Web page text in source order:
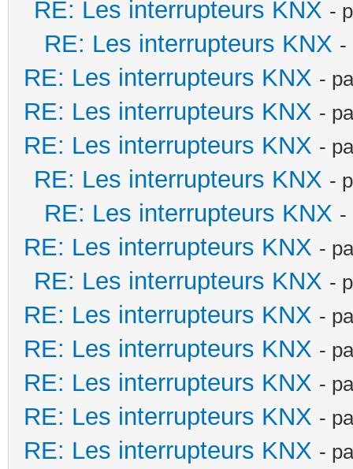
RE: Les interrupteurs KNX -
RE: Les interrupteurs KNX -
RE: Les interrupteurs KNX -
RE: Les interrupteurs KNX -
RE: Les interrupteurs KNX -
RE: Les interrupteurs KNX -
RE: Les interrupteurs KNX -
RE: Les interrupteurs KNX -
RE: Les interrupteurs KNX -
RE: Les interrupteurs KNX -
RE: Les interrupteurs KNX -
RE: Les interrupteurs KNX -
RE: Les interrupteurs KNX -
RE: Les interrupteurs KNX -